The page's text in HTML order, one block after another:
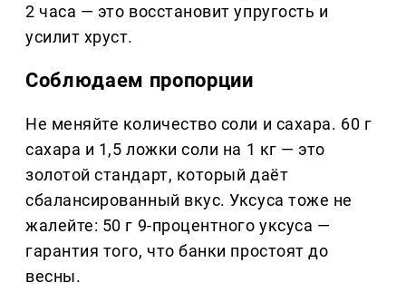
2 часа — это восстановит упругость и
усилит хруст.
Соблюдаем пропорции
Не меняйте количество соли и сахара. 60 г
сахара и 1,5 ложки соли на 1 кг — это
золотой стандарт, который даёт
сбалансированный вкус. Уксуса тоже не
жалейте: 50 г 9-процентного уксуса —
гарантия того, что банки простоят до
весны.